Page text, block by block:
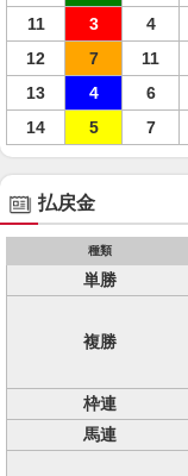
11
3 4
12
7 11
13
4 6
14
5 7
払戻金
種類
単勝
複勝
枠連
馬連